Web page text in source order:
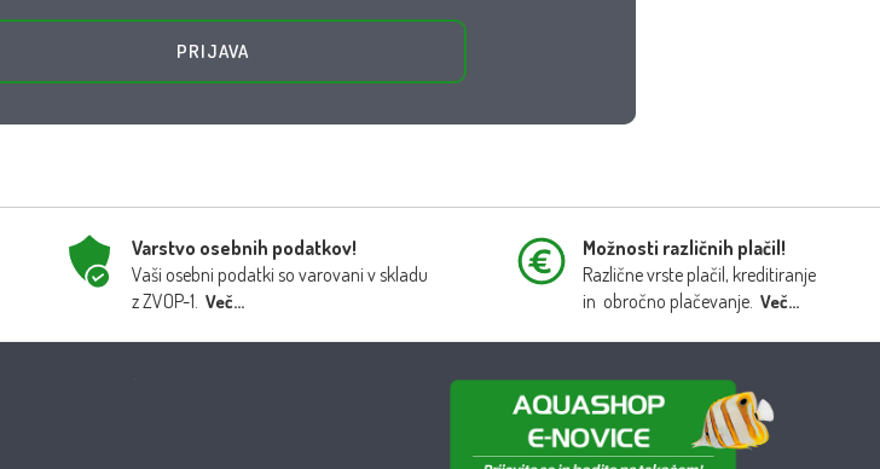
PRIJAVA
Varstvo osebnih podatkov!
Vaši osebni podatki so varovani v skladu
z ZVOP-1. Več...
Možnosti različnih plačil!
Različne vrste plačil, kreditiranje
in obročno plačevanje. Več...